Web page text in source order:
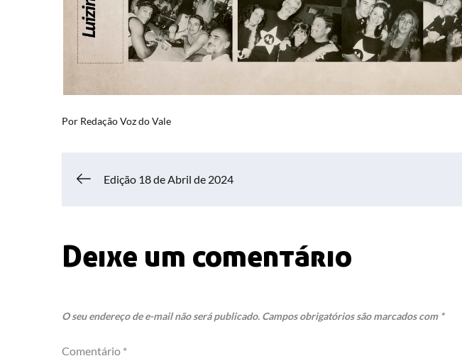
Por Redação Voz do Vale
Navegação
Post
Edição 18 de Abril de 2024
Deixe um comentário
O seu endereço de e-mail não será publicado. Campos obrigatórios são marcados com *
Comentário *